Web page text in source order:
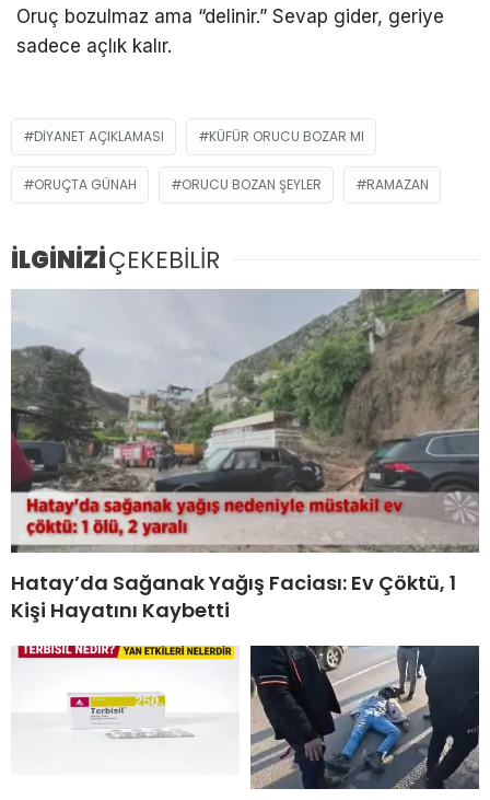
Oruç bozulmaz ama “delinir.” Sevap gider, geriye
sadece açlık kalır.
DIYANET AÇIKLAMASI KÜFÜR ORUCU BOZAR MI
ORUÇTA GÜNAH ORUCU BOZAN ŞEYLER RAMAZAN
İLGİNİZİÇEKEBİLİR
Hatay’da Sağanak Yağış Faciası: Ev Çöktü, 1
Kişi Hayatını Kaybetti